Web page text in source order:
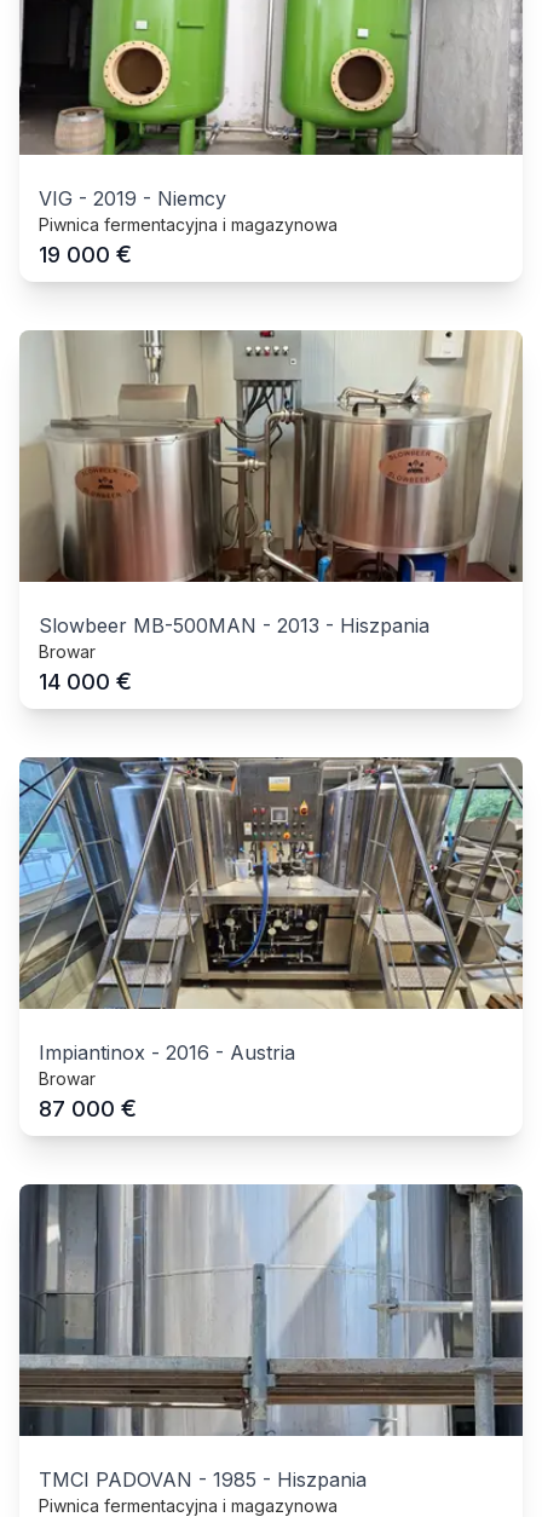
VIG - 2019 - Niemcy
Piwnica fermentacyjna i magazynowa
19 000 €
Slowbeer MB-500MAN - 2013 - Hiszpania
Browar
14 000 €
Impiantinox - 2016 - Austria
Browar
87 000 €
TMCI PADOVAN - 1985 - Hiszpania
Piwnica fermentacyjna i magazynowa